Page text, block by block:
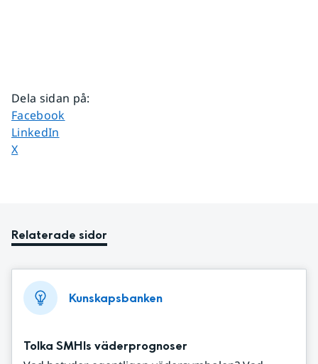
Dela sidan på:
Dela sidan på
Facebook
Dela sidan på
LinkedIn
Dela sidan på
X
Relaterade sidor
Kunskapsbanken
Tolka SMHIs väderprognoser